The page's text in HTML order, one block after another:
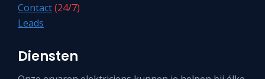
Contact(24/7)
Leads
Diensten